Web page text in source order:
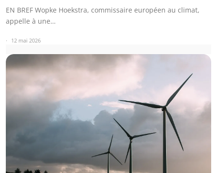
EN BREF Wopke Hoekstra, commissaire européen au climat,
appelle à une…
12 mai 2026